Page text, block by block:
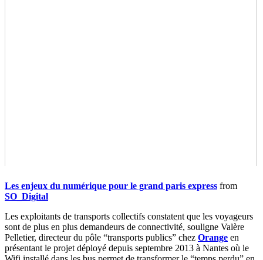
Les enjeux du numérique pour le grand paris express from
SO_Digital
Les exploitants de transports collectifs constatent que les voyageurs
sont de plus en plus demandeurs de connectivité, souligne Valère
Pelletier, directeur du pôle “transports publics” chez Orange en
présentant le projet déployé depuis septembre 2013 à Nantes où le